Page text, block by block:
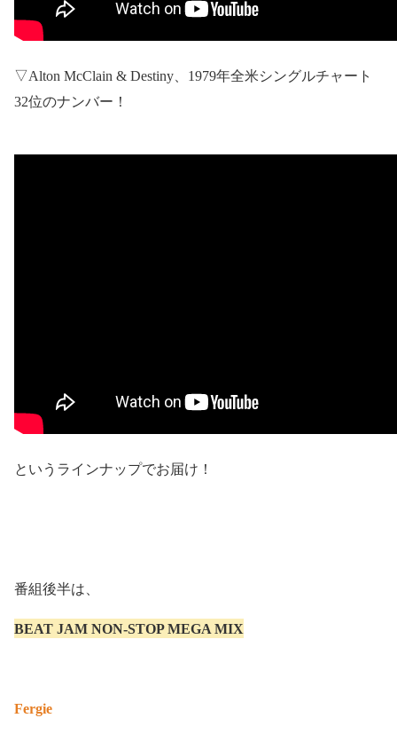
▽Alton McClain & Destiny 1979年全米シングルチャート
32位のナンバー！
というラインナップでお届け！
番組後半は、
BEAT JAM NON-STOP MEGA MIX
Fergie